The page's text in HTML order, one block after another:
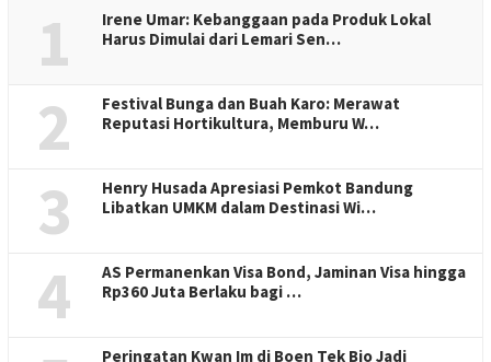
1
Irene Umar: Kebanggaan pada Produk Lokal
Harus Dimulai dari Lemari Sen…
2
Festival Bunga dan Buah Karo: Merawat
Reputasi Hortikultura, Memburu W…
3
Henry Husada Apresiasi Pemkot Bandung
Libatkan UMKM dalam Destinasi Wi…
4
AS Permanenkan Visa Bond, Jaminan Visa hingga
Rp360 Juta Berlaku bagi …
Peringatan Kwan Im di Boen Tek Bio Jadi